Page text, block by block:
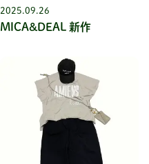
2025.09.26
MICA&DEAL 新作